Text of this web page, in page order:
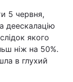
5 червня,
деескалацію
якого
ніж на 50%.
в глухий